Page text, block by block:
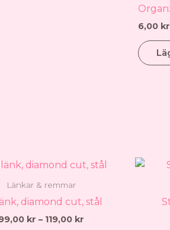
6,00 kr
Länkar & remmar
diamond cut, stål
kr – 119,00 kr
Prisintervall:
99,00 kr
119,00 kr
Den
har
flera